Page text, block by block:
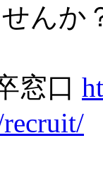
んか
窓口